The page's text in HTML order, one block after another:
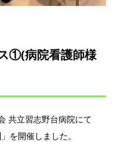
①(病院看護師様
共立習志野台病院にて
」を開催しました。